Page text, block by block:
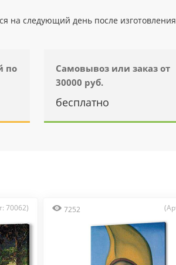
на следующий день после
по
Самовывоз или заказ от
30000 руб.
бесплатно
70062) 7252